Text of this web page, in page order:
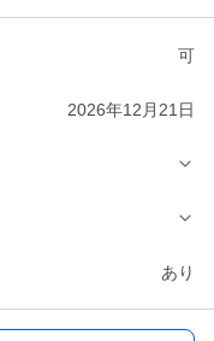
可
2026年12月21日
あり